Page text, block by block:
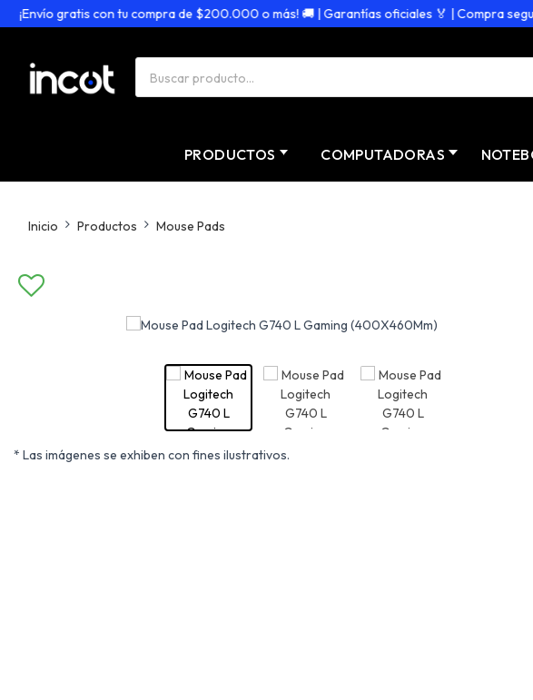
gratis con tu compra de $200.000 o más! 🚚 | Garantías oficiales 🏅 | Compra segura
PRODUCTOS COMPUTADORAS
Inicio Productos Mouse Pads
* Las imágenes se exhiben con fines ilustrativos.